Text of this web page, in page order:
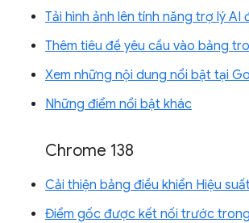
Tải hình ảnh lên tính năng trợ lý AI
Thêm tiêu đề yêu cầu vào bảng
Xem những nội dung nổi bật tại
Những điểm nổi bật khác
Chrome 138
Cải thiện bảng điều khiển Hiệu
Điểm gốc được kết nối trước